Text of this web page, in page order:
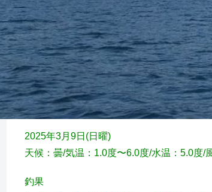
2025年3月9日(日 曜)
天候：曇/気温：1.0度〜6.0度/水温：5.0度/
釣果